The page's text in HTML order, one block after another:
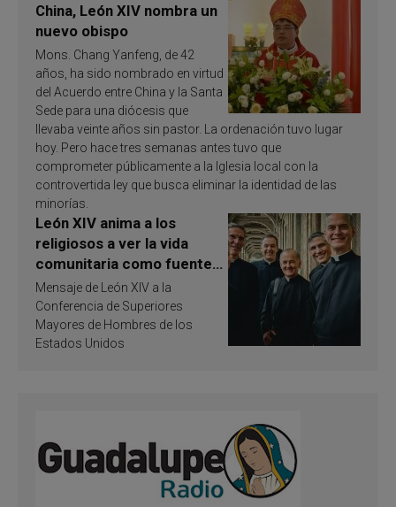
China, León XIV nombra un
nuevo obispo
Mons. Chang Yanfeng, de 42
años, ha sido nombrado en virtud
del Acuerdo entre China y la Santa
Sede para una diócesis que
llevaba veinte años sin pastor. La ordenación tuvo lugar
hoy. Pero hace tres semanas antes tuvo que
comprometer públicamente a la Iglesia local con la
controvertida ley que busca eliminar la identidad de las
minorías.
León XIV anima a los
religiosos a ver la vida
comunitaria como fuente
de inspiración y
santificación
Mensaje de León XIV a la
Conferencia de Superiores
Mayores de Hombres de los
Estados Unidos